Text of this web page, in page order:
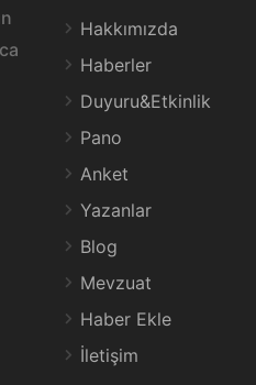
Hakkımızda
Haberler
Duyuru&Etkinlik
Pano
Anket
Yazanlar
Blog
Mevzuat
Haber Ekle
İletişim